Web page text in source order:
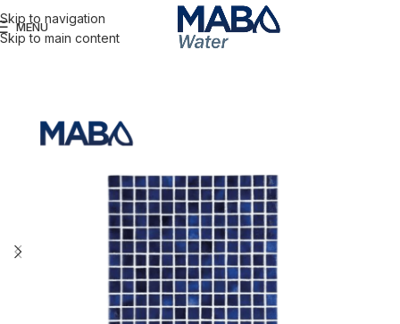
Skip to navigation
Skip to main content
MENU